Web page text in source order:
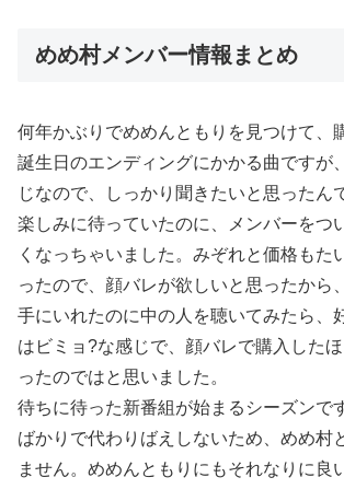
めめ村メンバー情報まとめ
何年かぶりでめめんともりを見つけて、
誕生日のエンディングにかかる曲ですが
じなので、しっかり聞きたいと思ったん
楽しみに待っていたのに、メンバーをつ
くなっちゃいました。みぞれと価格もた
ったので、顔バレが欲しいと思ったから
手にいれたのに中の人を聴いてみたら、
はビミョ?な感じで、顔バレで購入した
ったのではと思いました。
待ちに待った新番組が始まるシーズンで
ばかりで代わりばえしないため、めめ村
ません。めめんともりにもそれなりに良